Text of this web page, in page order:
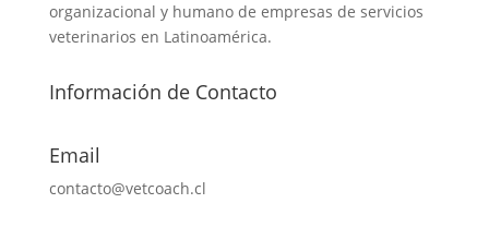
organizacional y humano de empresas de servicios
veterinarios en Latinoamérica.
Información de Contacto
Email
contacto@vetcoach.cl